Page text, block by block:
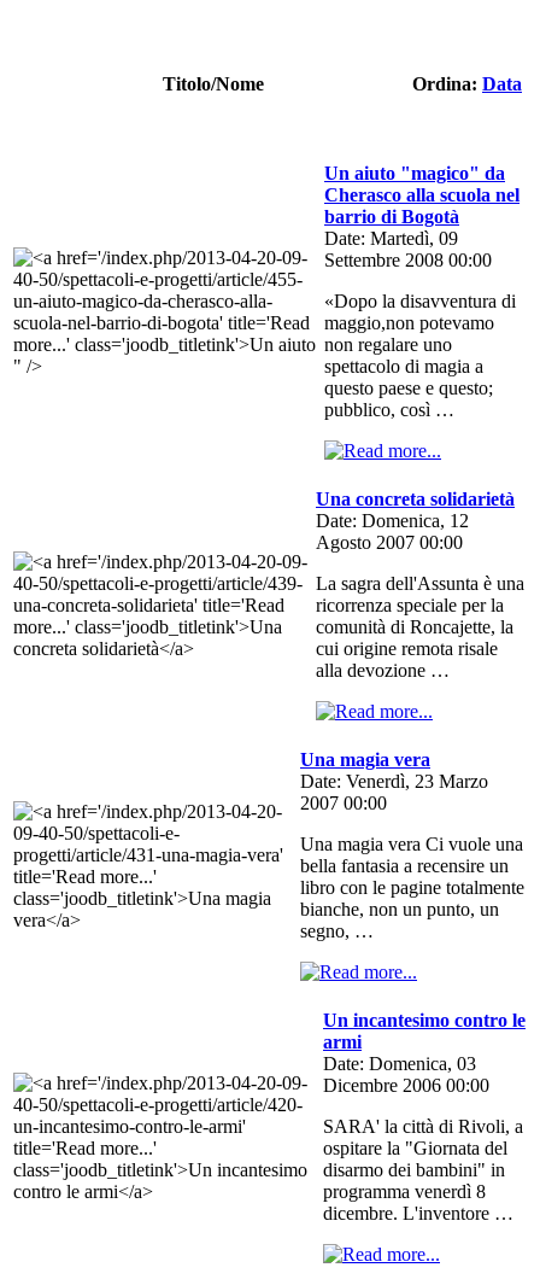
Titolo/Nome Ordina: Data
" />
Un aiuto "magico" da
Cherasco alla scuola nel
barrio di Bogotà
Date: Martedì, 09
Settembre 2008 00:00
«Dopo la disavventura di
maggio,non potevamo
non regalare uno
spettacolo di magia a
questo paese e questo;
pubblico, così …
Una concreta solidarietà
Date: Domenica, 12
Agosto 2007 00:00
La sagra dell'Assunta è una
ricorrenza speciale per la
comunità di Roncajette, la
cui origine remota risale
alla devozione …
Una magia vera
Date: Venerdì, 23 Marzo
2007 00:00
Una magia vera Ci vuole una
bella fantasia a recensire un
libro con le pagine totalmente
bianche, non un punto, un
segno, …
Un incantesimo contro le
armi
Date: Domenica, 03
Dicembre 2006 00:00
SARA' la città di Rivoli, a
ospitare la "Giornata del
disarmo dei bambini" in
programma venerdì 8
dicembre. L'inventore …